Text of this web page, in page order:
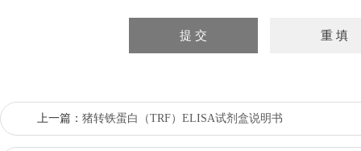
上一篇： 猪转铁蛋白（TRF）ELISA试剂盒说明书